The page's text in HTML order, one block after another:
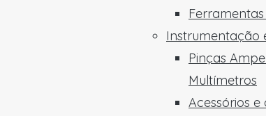
Instrumentação
Pinças
Multímetros
Acessórios